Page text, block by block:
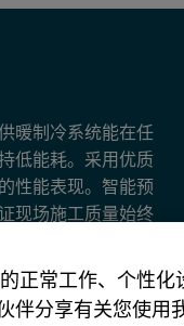
暖制冷系统能在任
低能耗。采用优质
性能表现。智能预
现场施工质量始终
正常工作、个性
伴分享有关您使用